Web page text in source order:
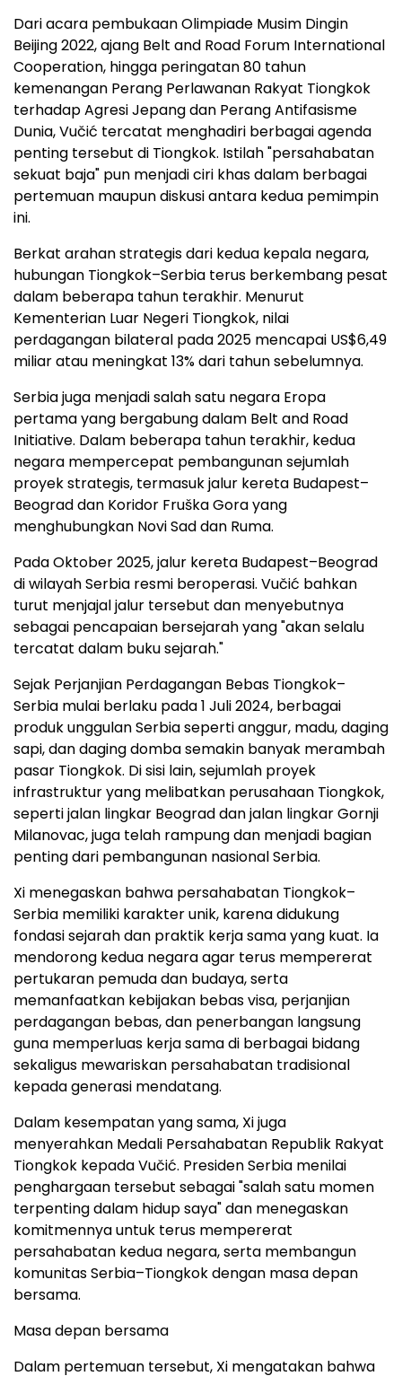
Dari acara pembukaan Olimpiade Musim Dingin
Beijing 2022, ajang Belt and Road Forum International
Cooperation, hingga peringatan 80 tahun
kemenangan Perang Perlawanan Rakyat Tiongkok
terhadap Agresi Jepang dan Perang Antifasisme
Dunia, Vučić tercatat menghadiri berbagai agenda
penting tersebut di Tiongkok. Istilah "persahabatan
sekuat baja" pun menjadi ciri khas dalam berbagai
pertemuan maupun diskusi antara kedua pemimpin
ini.
Berkat arahan strategis dari kedua kepala negara,
hubungan Tiongkok–Serbia terus berkembang pesat
dalam beberapa tahun terakhir. Menurut
Kementerian Luar Negeri Tiongkok, nilai
perdagangan bilateral pada 2025 mencapai US$6,49
miliar atau meningkat 13% dari tahun sebelumnya.
Serbia juga menjadi salah satu negara Eropa
pertama yang bergabung dalam Belt and Road
Initiative. Dalam beberapa tahun terakhir, kedua
negara mempercepat pembangunan sejumlah
proyek strategis, termasuk jalur kereta Budapest–
Beograd dan Koridor Fruška Gora yang
menghubungkan Novi Sad dan Ruma.
Pada Oktober 2025, jalur kereta Budapest–Beograd
di wilayah Serbia resmi beroperasi. Vučić bahkan
turut menjajal jalur tersebut dan menyebutnya
sebagai pencapaian bersejarah yang "akan selalu
tercatat dalam buku sejarah."
Sejak Perjanjian Perdagangan Bebas Tiongkok–
Serbia mulai berlaku pada 1 Juli 2024, berbagai
produk unggulan Serbia seperti anggur, madu, daging
sapi, dan daging domba semakin banyak merambah
pasar Tiongkok. Di sisi lain, sejumlah proyek
infrastruktur yang melibatkan perusahaan Tiongkok,
seperti jalan lingkar Beograd dan jalan lingkar Gornji
Milanovac, juga telah rampung dan menjadi bagian
penting dari pembangunan nasional Serbia.
Xi menegaskan bahwa persahabatan Tiongkok–
Serbia memiliki karakter unik, karena didukung
fondasi sejarah dan praktik kerja sama yang kuat. Ia
mendorong kedua negara agar terus mempererat
pertukaran pemuda dan budaya, serta
memanfaatkan kebijakan bebas visa, perjanjian
perdagangan bebas, dan penerbangan langsung
guna memperluas kerja sama di berbagai bidang
sekaligus mewariskan persahabatan tradisional
kepada generasi mendatang.
Dalam kesempatan yang sama, Xi juga
menyerahkan Medali Persahabatan Republik Rakyat
Tiongkok kepada Vučić. Presiden Serbia menilai
penghargaan tersebut sebagai "salah satu momen
terpenting dalam hidup saya" dan menegaskan
komitmennya untuk terus mempererat
persahabatan kedua negara, serta membangun
komunitas Serbia–Tiongkok dengan masa depan
bersama.
Masa depan bersama
Dalam pertemuan tersebut, Xi mengatakan bahwa